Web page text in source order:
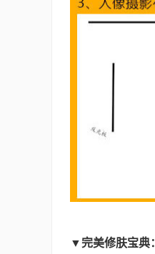
▼完美修肤宝典：